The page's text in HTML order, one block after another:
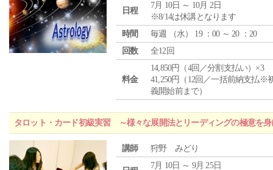
日程
7月 10日 ～ 10月 2日
※8/14は休講となります
時間
毎週 （水） 19 ：00 ～ 20 ：20
回数
全12回
料金
14,850円（4回／分割支払い）×3
41,250円（12回／一括前納支払※
義開始前まで）
タロット・カード初級実習 ～様々な展開法とリーディングの極意を身
講師 狩野 みどり
7月 10日 ～ 9月 25日